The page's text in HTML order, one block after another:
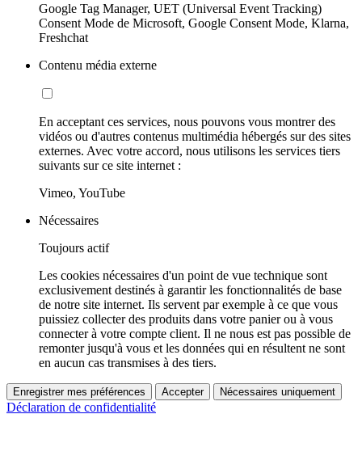
Google Tag Manager, UET (Universal Event Tracking)
Consent Mode de Microsoft, Google Consent Mode, Klarna,
Freshchat
Contenu média externe
En acceptant ces services, nous pouvons vous montrer des
vidéos ou d'autres contenus multimédia hébergés sur des sites
externes. Avec votre accord, nous utilisons les services tiers
suivants sur ce site internet :
Vimeo, YouTube
Nécessaires
Toujours actif
Les cookies nécessaires d'un point de vue technique sont
exclusivement destinés à garantir les fonctionnalités de base
de notre site internet. Ils servent par exemple à ce que vous
puissiez collecter des produits dans votre panier ou à vous
connecter à votre compte client. Il ne nous est pas possible de
remonter jusqu'à vous et les données qui en résultent ne sont
en aucun cas transmises à des tiers.
Enregistrer mes préférences Accepter Nécessaires uniquement
Déclaration de confidentialité